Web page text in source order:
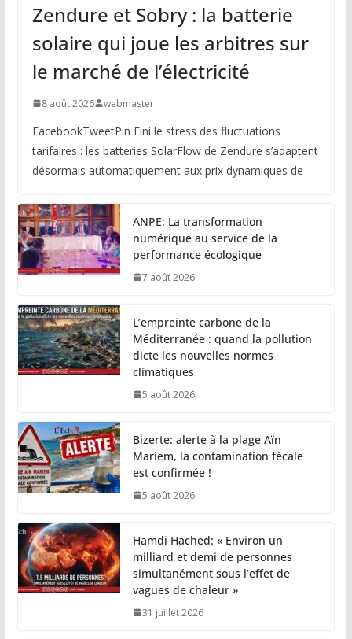
Zendure et Sobry : la batterie
solaire qui joue les arbitres sur
le marché de l’électricité
8 août 2026 webmaster
FacebookTweetPin Fini le stress des fluctuations
tarifaires : les batteries SolarFlow de Zendure s’adaptent
désormais automatiquement aux prix dynamiques de
ANPE: La transformation
numérique au service de la
performance écologique
7 août 2026
L’empreinte carbone de la
Méditerranée : quand la pollution
dicte les nouvelles normes
climatiques
5 août 2026
Bizerte: alerte à la plage Aïn
Mariem, la contamination fécale
est confirmée !
5 août 2026
Hamdi Hached: « Environ un
milliard et demi de personnes
simultanément sous l’effet de
vagues de chaleur »
31 juillet 2026